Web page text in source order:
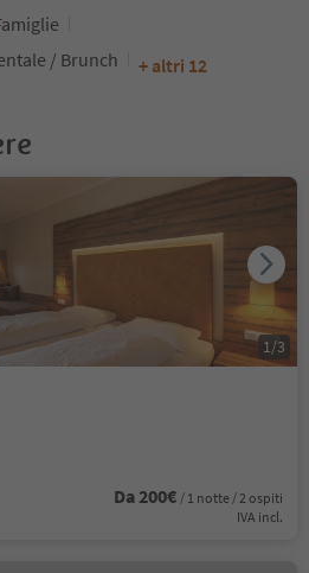
/ Brunch
+ altri 12
Da 200€ / 1 notte / 2 ospiti
IVA incl.
1 /3